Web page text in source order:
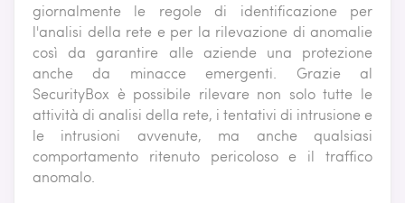
giornalmente le regole di identificazione per
l'analisi della rete e per la rilevazione di anomalie
così da garantire alle aziende una protezione
anche da minacce emergenti. Grazie al
SecurityBox è possibile rilevare non solo tutte le
attività di analisi della rete, i tentativi di intrusione e
le intrusioni avvenute, ma anche qualsiasi
comportamento ritenuto pericoloso e il traffico
anomalo.